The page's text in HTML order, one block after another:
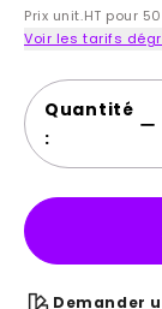
Prix unit.HT pour
Voir les tarifs
Quantité
:
Demander